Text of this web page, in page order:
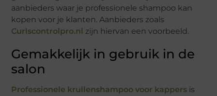
aanbieders waar je professionele shampoo kan
kopen voor je klanten. Aanbieders zoals
Curlscontrolpro.nl zijn hiervan een voorbeeld.
Gemakkelijk in gebruik in de
salon
Professionele krullenshampoo voor kappers is